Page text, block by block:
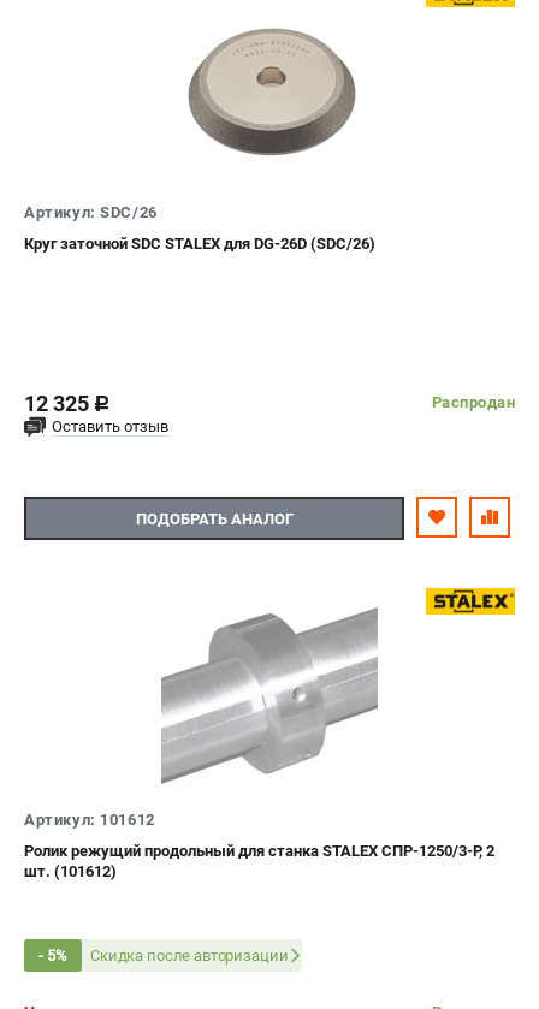
Артикул: SDC/26
Круг заточной SDC STALEX для DG-26D (SDC/26)
12 325 c
Распродан
Оставить отзыв
ПОДОБРАТЬ АНАЛОГ
Артикул: 101612
Ролик режущий продольный для станка STALEX СПР-1250/3-Р, 2
шт. (101612)
- 5% Скидка после авторизации